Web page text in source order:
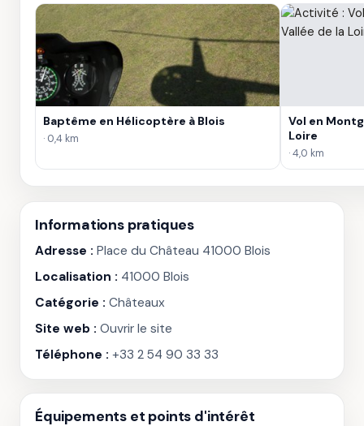
Baptême en Hélicoptère à Blois
· 0,4 km
Vol en
Loire
· 4,0 km
Informations pratiques
Adresse : Place du Château 41000 Blois
Localisation : 41000 Blois
Catégorie : Châteaux
Site web : Ouvrir le site
Téléphone : +33 2 54 90 33 33
Équipements et points d'intérêt